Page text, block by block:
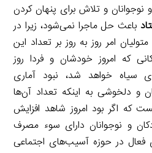
نوجوانان و تلاش برای پنهان کردن
باعث حل ماجرا نمی‌شود، زیرا در
امر روز به روز بر تعداد این
که امروز خودشان و فردا روز
سیاه خواهد شد، نبود آماری
و دلخوشی به اینکه تعداد آن‌ها
که اگر بود امروز شاهد افزایش
و نوجوانان دارای سوء مصرف
فعال در حوزه آسیب‌های اجتماعی